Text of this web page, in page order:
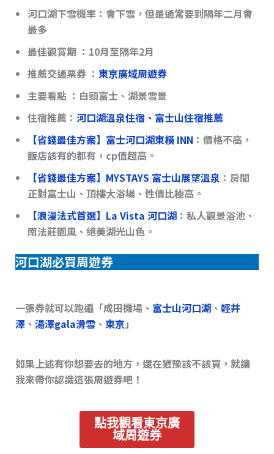
河口湖下雪機率：會下雪，但是通常要到隔年二月會
最多
最佳觀賞期 ：10月至隔年2月
推薦交通票券： 東京廣域周遊券
主要看點 ：白頭富士、湖景雪景
住宿推薦： 河口湖溫泉住宿、富士山住宿推薦
【省錢最佳方案】 富士河口湖東橫 INN ：價格不高，
飯店該有的都有，cp值超高。
【省錢最佳方案】MYSTAYS 富士山展望溫泉 ：房間
正對富士山、頂樓大浴場、性價比極高。
【浪漫法式首選】La Vista 河口湖：私人觀景浴池、
南法莊園風、絕美湖光山色。
河口湖必買周遊券
一張券就可以跑遍「成田機場、 富士山河口湖、 輕井
澤、 湯澤gala滑雪、 東京」
如果上述有你想要去的地方，還在猶豫該不該買，就讓
我來帶你認識這張周遊券吧！
點我觀看東京廣
域周遊券